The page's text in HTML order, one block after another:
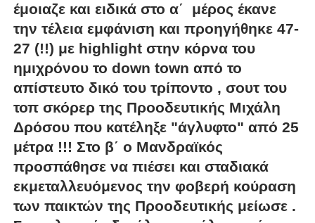
έμοιαζε και ειδικά στο α΄ μέρος έκανε
την τέλεια εμφάνιση και προηγήθηκε 47-
27 (!!) με highlight στην κόρνα του
ημιχρόνου το down town από το
απίστευτο δικό του τρίποντο , σουτ του
τοπ σκόρερ της Προοδευτικής Μιχάλη
Δρόσου που κατέληξε "άγλυφτο" από 25
μέτρα !!! Στο β΄ ο Μανδραϊκός
προσπάθησε να πιέσει και σταδιακά
εκμεταλλευόμενος την φοβερή κούραση
των παικτών της Προοδευτικής μείωσε .